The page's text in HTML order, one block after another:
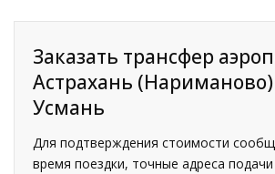
Заказать трансфер
Астрахань
Усмань
Для подтверждения стоимости
время поездки, точные адреса